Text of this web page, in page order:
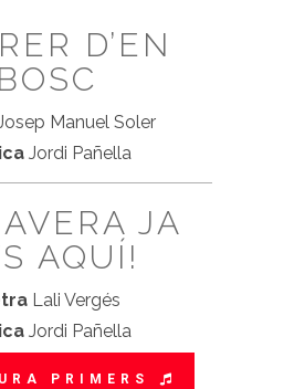
D’EN
BOSC
Manuel Soler
Jordi Pañella
JA
AQUÍ!
Lali Vergés
Jordi Pañella
PRIMERS